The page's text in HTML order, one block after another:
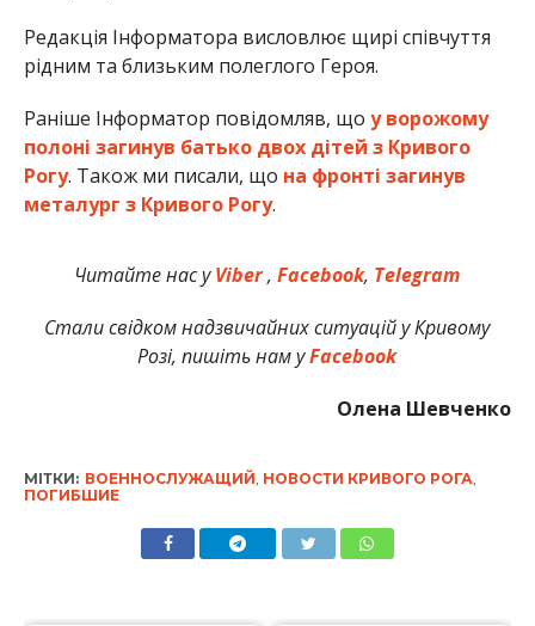
Редакція Інформатора висловлює щирі співчуття
рідним та близьким полеглого Героя.
Раніше Інформатор повідомляв, що у ворожому
полоні загинув батько двох дітей з Кривого
Рогу. Також ми писали, що на фронті загинув
металург з Кривого Рогу.
Читайте нас уViber,Facebook, Telegram
Стали свідком надзвичайних ситуацій у Кривому
Розі, пишіть нам уFacebook
Олена Шевченко
МІТКИ: ВОЕННОСЛУЖАЩИЙ, НОВОСТИ КРИВОГО РОГА,
ПОГИБШИЕ